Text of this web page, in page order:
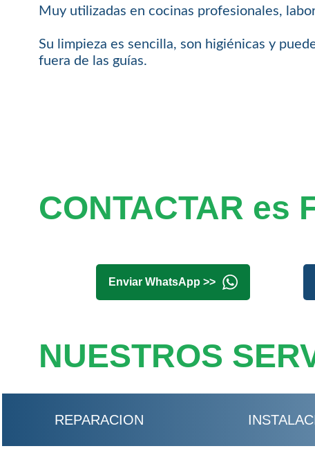
Muy utilizadas en cocinas profesionales,
Su limpieza es sencilla, son higiénicas y
fuera de las guías.
CONTACTAR es
Enviar WhatsApp >>
NUESTROS
REPARACION